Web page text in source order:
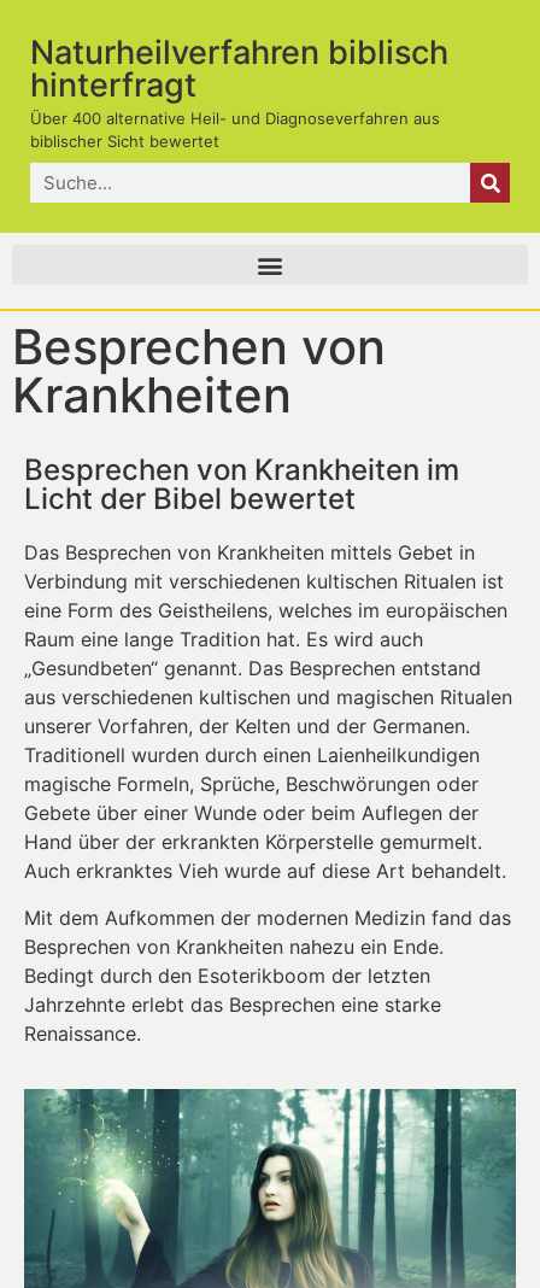
Naturheilverfahren biblisch
hinterfragt
Über 400 alternative Heil- und Diagnoseverfahren aus
biblischer Sicht bewertet
Besprechen von
Krankheiten
Besprechen von Krankheiten im
Licht der Bibel bewertet
Das Besprechen von Krankheiten mittels Gebet in
Verbindung mit verschiedenen kultischen Ritualen ist
eine Form des Geistheilens, welches im europäischen
Raum eine lange Tradition hat. Es wird auch
„Gesundbeten“ genannt. Das Besprechen entstand
aus verschiedenen kultischen und magischen Ritualen
unserer Vorfahren, der Kelten und der Germanen.
Traditionell wurden durch einen Laienheilkundigen
magische Formeln, Sprüche, Beschwörungen oder
Gebete über einer Wunde oder beim Auflegen der
Hand über der erkrankten Körperstelle gemurmelt.
Auch erkranktes Vieh wurde auf diese Art behandelt.
Mit dem Aufkommen der modernen Medizin fand das
Besprechen von Krankheiten nahezu ein Ende.
Bedingt durch den Esoterikboom der letzten
Jahrzehnte erlebt das Besprechen eine starke
Renaissance.